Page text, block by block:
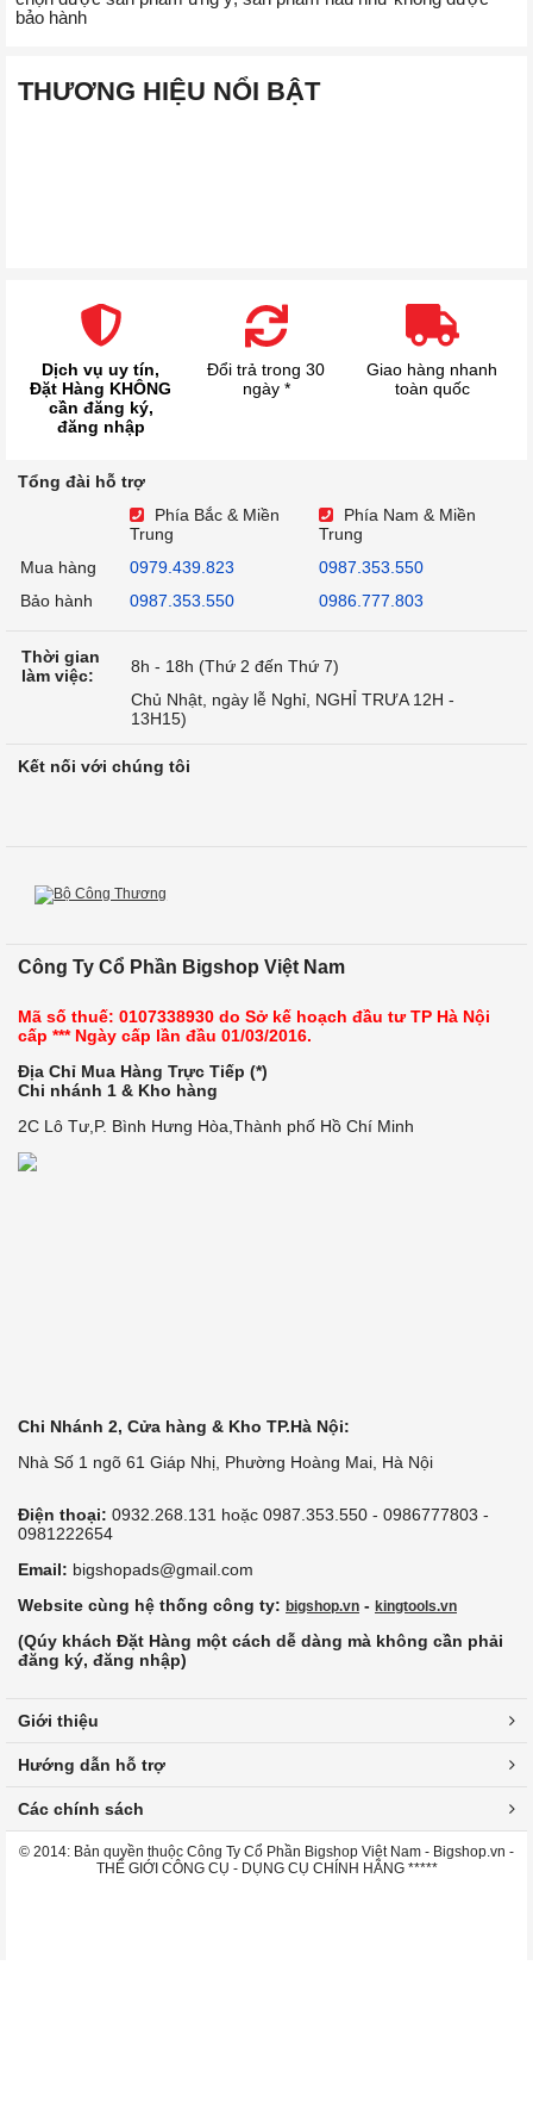
bảo hành
THƯƠNG HIỆU NỔI BẬT
Dịch vụ uy tín,
Đặt Hàng KHÔNG
cần đăng ký,
đăng nhập
Đổi trả trong 30
ngày *
Giao hàng nhanh
toàn quốc
Tổng đài hỗ trợ
Phía Bắc & Miền
Trung
Phía Nam & Miền
Trung
Mua hàng
0979.439.823
0987.353.550
Bảo hành
0987.353.550 0986.777.803
Thời gian
làm việc:
8h - 18h (Thứ 2 đến Thứ 7)
Chủ Nhật, ngày lễ Nghỉ, NGHỈ TRƯA 12H -
13H15)
Kết nối với chúng tôi
Công Ty Cổ Phần Bigshop Việt Nam
Mã số thuế: 0107338930 do Sở kế hoạch đầu tư TP Hà Nội
cấp *** Ngày cấp lần đầu 01/03/2016.
Địa Chỉ Mua Hàng Trực Tiếp (*)
Chi nhánh 1 & Kho hàng
2C Lô Tư,P. Bình Hưng Hòa,Thành phố Hồ Chí Minh
Chi Nhánh 2, Cửa hàng & Kho TP.Hà Nội:
Nhà Số 1 ngõ 61 Giáp Nhị, Phường Hoàng Mai, Hà Nội
Điện thoại: 0932.268.131 hoặc 0987.353.550 - 0986777803 -
0981222654
Email: bigshopads@gmail.com
Website cùng hệ thống công ty: bigshop.vn - kingtools.vn
(Qúy khách Đặt Hàng một cách dễ dàng mà không cần phải
đăng ký, đăng nhập)
Giới thiệu
Hướng dẫn hỗ trợ
Các chính sách
© 2014: Bản quyền thuộc Công Ty Cổ Phần Bigshop Việt Nam - Bigshop.vn -
THẾ GIỚI CÔNG CỤ - DỤNG CỤ CHÍNH HÃNG *****